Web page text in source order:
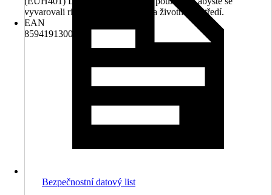
vyvarovali rizik pro lidské zdraví a životní prostředí.
EAN
8594191300015
Bezpečnostní datový list